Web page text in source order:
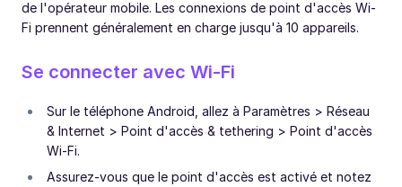
de l'opérateur mobile. Les connexions de point d'accès Wi-
Fi prennent généralement en charge jusqu'à 10 appareils.
Se connecter avec Wi-Fi
Sur le téléphone Android, allez à Paramètres > Réseau
& Internet > Point d'accès & tethering > Point d'accès
Wi-Fi.
Assurez-vous que le point d'accès est activé et notez